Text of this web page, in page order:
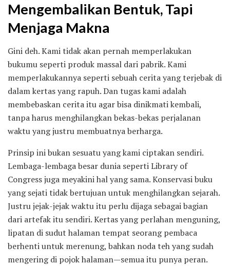
Mengembalikan Bentuk, Tapi
Menjaga Makna
Gini deh. Kami tidak akan pernah memperlakukan
bukumu seperti produk massal dari pabrik. Kami
memperlakukannya seperti sebuah cerita yang terjebak di
dalam kertas yang rapuh. Dan tugas kami adalah
membebaskan cerita itu agar bisa dinikmati kembali,
tanpa harus menghilangkan bekas-bekas perjalanan
waktu yang justru membuatnya berharga.
Prinsip ini bukan sesuatu yang kami ciptakan sendiri.
Lembaga-lembaga besar dunia seperti Library of
Congress juga meyakini hal yang sama. Konservasi buku
yang sejati tidak bertujuan untuk menghilangkan sejarah.
Justru jejak-jejak waktu itu perlu dijaga sebagai bagian
dari artefak itu sendiri. Kertas yang perlahan menguning,
lipatan di sudut halaman tempat seorang pembaca
berhenti untuk merenung, bahkan noda teh yang sudah
mengering di pojok halaman—semua itu punya peran.